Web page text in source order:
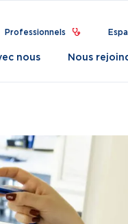
Professionnels
nous Nous